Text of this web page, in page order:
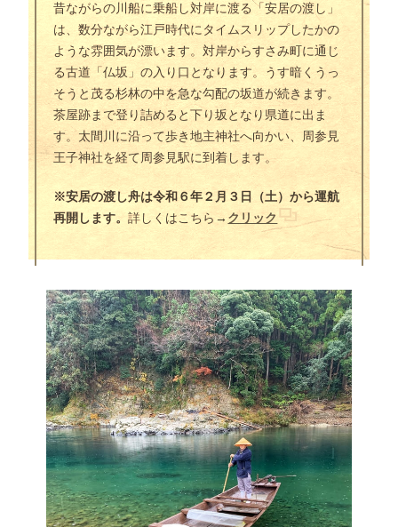
昔ながらの川船に乗船し対岸に渡る「安居の渡し」
は、数分ながら江戸時代にタイムスリップしたかの
ような雰囲気が漂います。対岸からすさみ町に通じ
る古道「仏坂」の入り口となります。うす暗くうっ
そうと茂る杉林の中を急な勾配の坂道が続きます。
茶屋跡まで登り詰めると下り坂となり県道に出ま
す。太間川に沿って歩き地主神社へ向かい、周参見
王子神社を経て周参見駅に到着します。
※安居の渡し舟は令和６年２月３日（土）から運航
再開します。詳しくはこちら→クリック